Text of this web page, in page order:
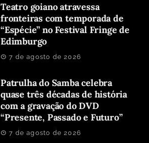
Teatro goiano atravessa
fronteiras com temporada de
“Espécie” no Festival Fringe de
Edimburgo
7 de agosto de 2026
Patrulha do Samba celebra
quase três décadas de história
com a gravação do DVD
“Presente, Passado e Futuro”
7 de agosto de 2026